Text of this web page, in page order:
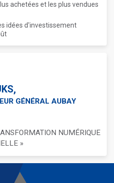
achetées et les plus vendues
idées d'investissement
GÉNÉRAL AUBAY
NUMÉRIQUE
»